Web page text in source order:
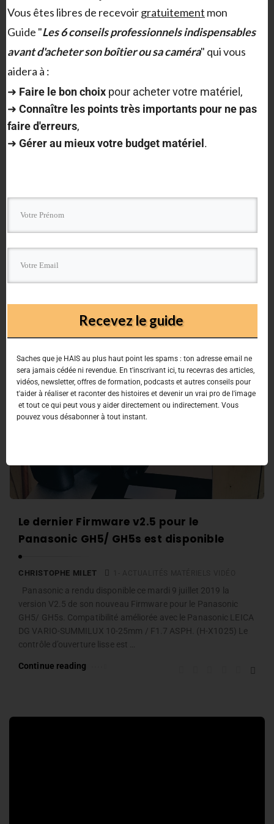
MOMENT commercialise un objectif
anamorphique pour drones DJI
smartphones, a décidé de commercialiser un objectif
anamorphique pour les drones DJI: le MOMENT AIR.
Le dernier Firmware v2.5 pour le
Panasonic GH5/ GH5s est disponible
CHRISTOPHE MILET
Panasonic a rendu disponible ce mardi 9 juillet 2019 la
version V2.5 de son nouveau Firmware pour le Panasonic
GH5/ GH5s. Compatibilité améliorée avec le Panasonic LEICA
DG VARIO-SUMMILUX 10-25mm / F1.7 ASPH. (H-X1025) Le
contrôle d’ouverture lisse est …
Continue reading
Vous êtes libres de recevoirgratuitement mon
Guide "Les 6 conseils professionnels indispensables
avant d'acheter son boîtier ou sa caméra" qui vous
aidera à :
➜ Faire le bon choix pour acheter votre matériel,
➜ Connaître les points très importants pour ne pas
faire d'erreurs,
➜ Gérer au mieux votre budget matériel .
Recevez le guide
Saches que je HAIS au plus haut point les spams : ton adresse email ne
sera jamais cédée ni revendue. En t'inscrivant ici, tu recevras des articles,
vidéos, newsletter, offres de formation, podcasts et autres conseils pour
t'aider à réaliser et raconter des histoires et devenir un vrai pro de l'image
et tout ce qui peut vous y aider directement ou indirectement. Vous
pouvez vous désabonner à tout instant.